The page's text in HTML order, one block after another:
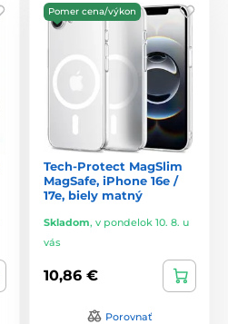
Pomer cena/výkon
Tech-Protect MagSlim
MagSafe, iPhone 16e /
17e, biely matný
Skladom, v pondelok 10. 8. u
vás
10,86 €
Porovnať